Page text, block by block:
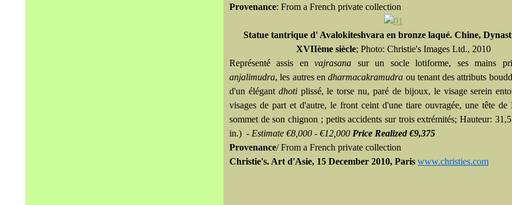
Provenance: From a French private collection
Statue tantrique d' Avalokiteshvara en bronze laqué. Chine,
XVIIème siècle; Photo: Christie's Images Ltd., 2010
Représenté assis envajrasana sur un socle lotiforme, ses mains
anjalimudra, les autres endharmacakramudra ou tenant des attributs
d'un élégant dhotiplissé, le torse nu, paré de bijoux, le visage serein
visages de part et d'autre, le front ceint d'une tiare ouvragée, une tête de
sommet de son chignon ; petits accidents sur trois extrémités; Hauteur:
in.) - Estimate €8,000 - €12,000 Price Realized €9,375
Provenance/ From a French private collection
Christie's. Art d'Asie, 15 December 2010, Paris www.christies.com